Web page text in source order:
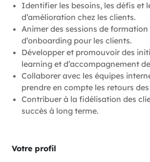
Identifier les besoins, les défis et
d’amélioration chez les clients.
Animer des sessions de
d’onboarding pour les clients.
Développer et promouvoir des
learning et d’accompagnement
Collaborer avec les équipes
prendre en compte les retours
Contribuer à la fidélisation des
succès à long terme.
Votre profil